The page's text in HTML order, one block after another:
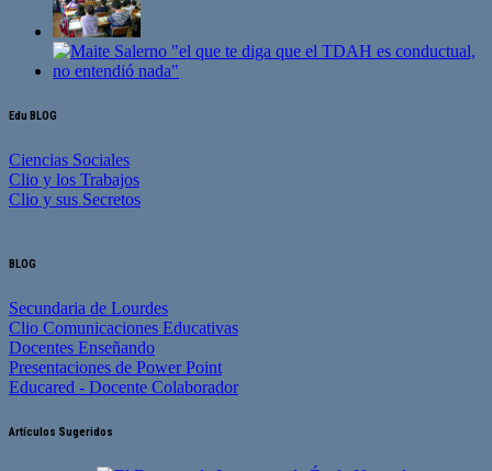
Edu BLOG
Ciencias Sociales
Clio y los Trabajos
Clio y sus Secretos
BLOG
Secundaria de Lourdes
Clio Comunicaciones Educativas
Docentes Enseñando
Presentaciones de Power Point
Educared - Docente Colaborador
Artículos Sugeridos